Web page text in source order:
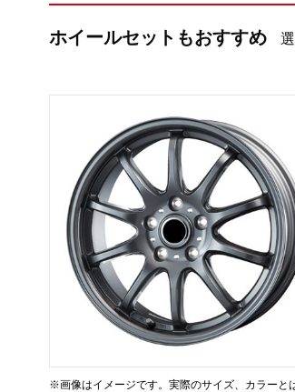
ホイールセットもおすすめ
※画像はイメージです。実際のサイズ、カラーと